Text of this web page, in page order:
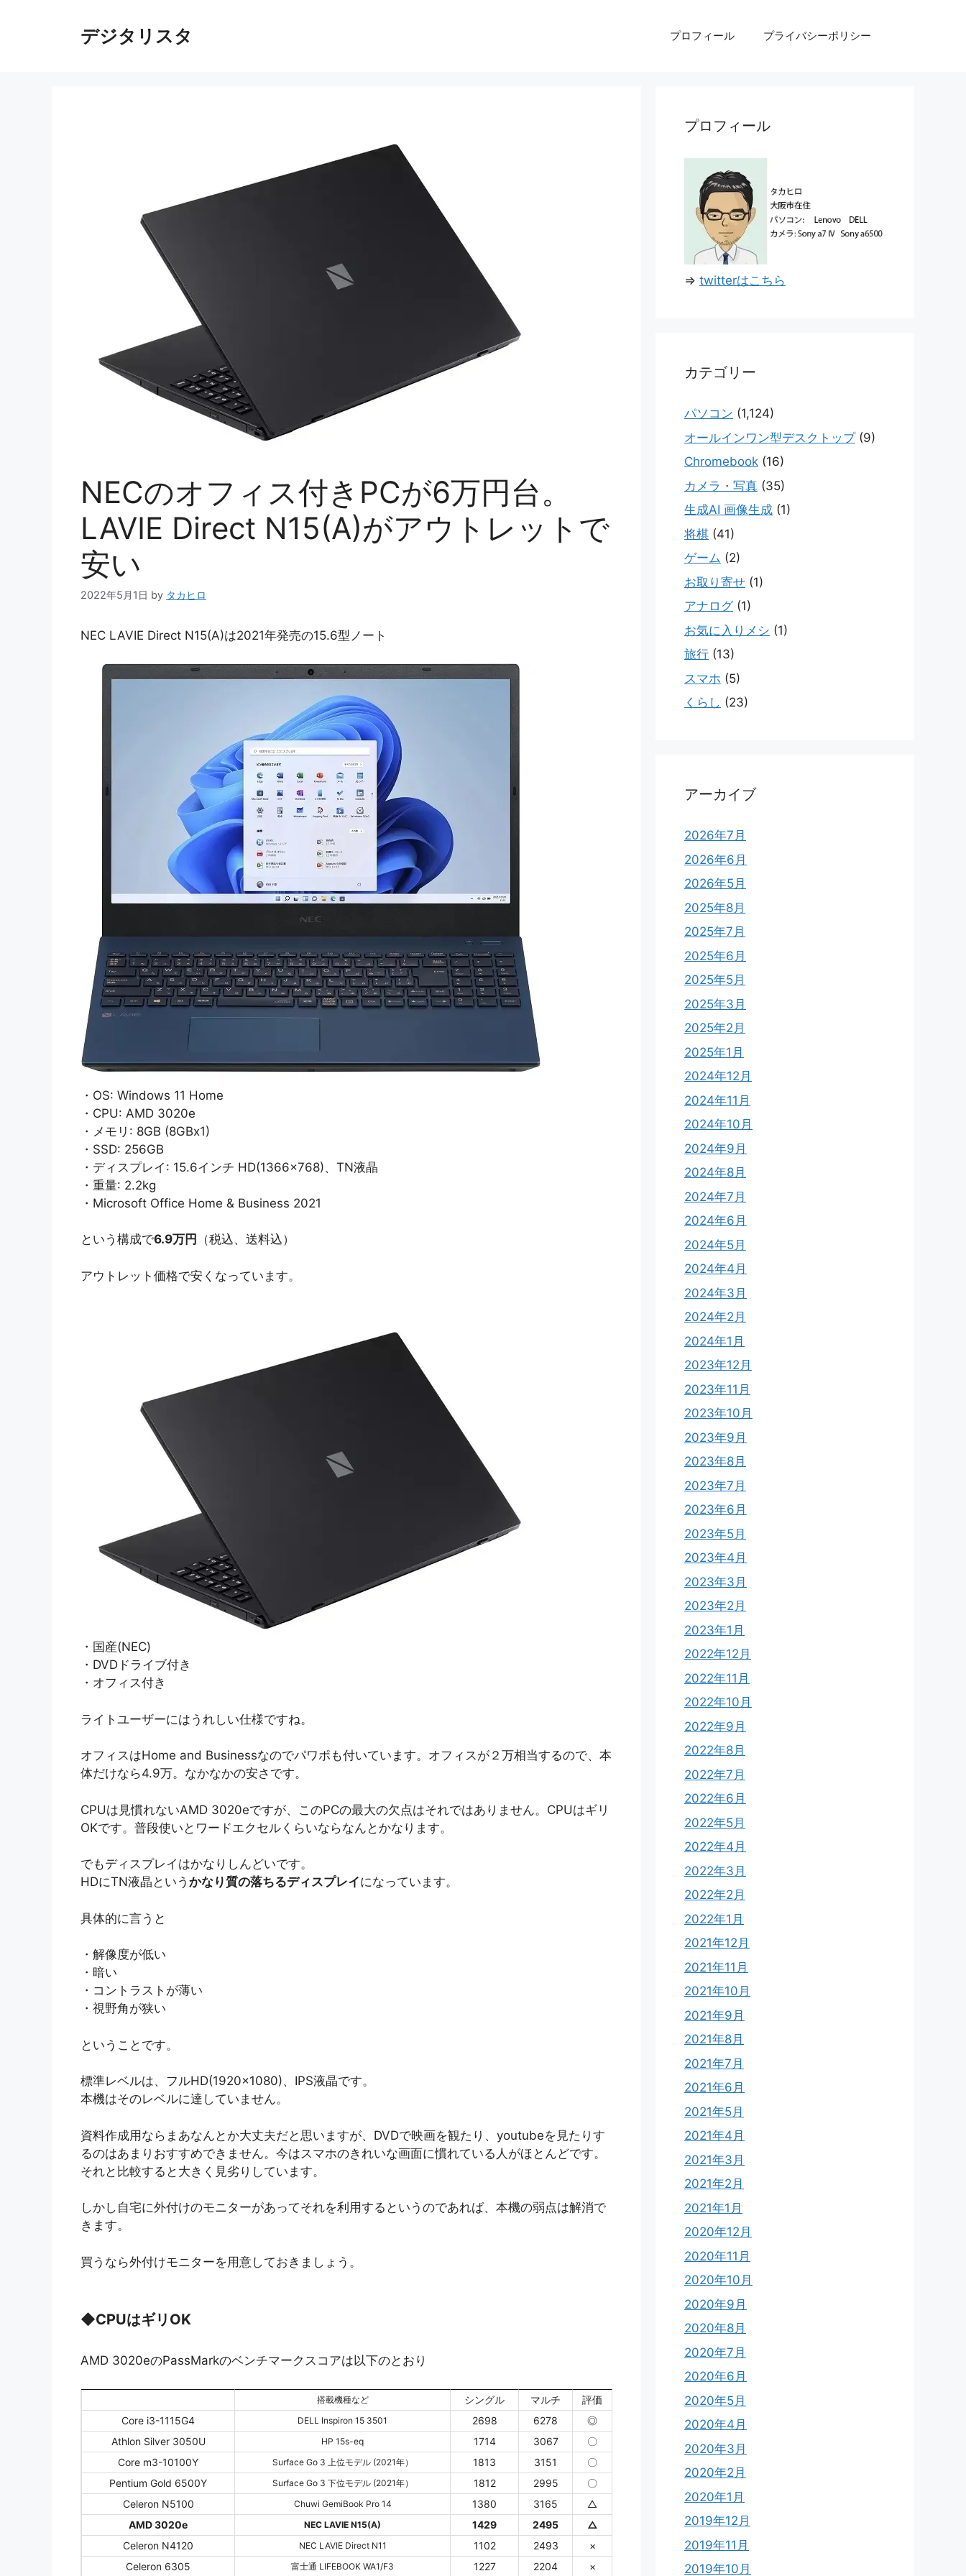
デジタリスタ プロフィール プライバシーポリシー
NECのオフィス付きPCが6万円台。
LAVIE Direct N15(A)がアウトレットで
安い
2022年5月1日 by タカヒロ
NEC LAVIE Direct N15(A)は2021年発売の15.6型ノート
・OS: Windows 11 Home
・CPU: AMD 3020e
・メモリ: 8GB (8GBx1)
・SSD: 256GB
・ディスプレイ: 15.6インチ HD(1366×768)、TN液晶
・重量: 2.2kg
・Microsoft Office Home & Business 2021
という構成で6.9万円 （税込、送料込）
アウトレット価格で安くなっています。
・国産(NEC)
・DVDドライブ付き
・オフィス付き
ライトユーザーにはうれしい仕様ですね。
オフィスはHome and Businessなのでパワポも付いています。オフィスが２万相当するので、本
体だけなら4.9万。なかなかの安さです。
CPUは見慣れないAMD 3020eですが、このPCの最大の欠点はそれではありません。CPUはギリ
OKです。普段使いとワードエクセルくらいならなんとかなります。
でもディスプレイはかなりしんどいです。
HDにTN液晶という かなり質の落ちるディスプレイになっています。
具体的に言うと
・解像度が低い
・暗い
・コントラストが薄い
・視野角が狭い
ということです。
標準レベルは、フルHD(1920×1080)、IPS液晶です。
本機はそのレベルに達していません。
資料作成用ならまあなんとか大丈夫だと思いますが、DVDで映画を観たり、youtubeを見たりす
るのはあまりおすすめできません。今はスマホのきれいな画面に慣れている人がほとんどです。
それと比較すると大きく見劣りしています。
しかし自宅に外付けのモニターがあってそれを利用するというのであれば、本機の弱点は解消で
きます。
買うなら外付けモニターを用意しておきましょう。
◆CPUはギリOK
AMD 3020eのPassMarkのベンチマークスコアは以下のとおり
搭載機種など シングル マルチ
評価
Core i3-1115G4
DELL Inspiron 15 3501 2698 6278
◎
Athlon Silver 3050U
HP 15s-eq 1714 3067
〇
Core m3-10100Y
Surface Go 3 上位モデル (2021年） 1813 3151
〇
Pentium Gold 6500Y
Surface Go 3 下位モデル (2021年） 1812 2995
〇
Celeron N5100
Chuwi GemiBook Pro 14 1380 3165
△
AMD 3020e
NEC LAVIE N15(A) 1429 2495
△
Celeron N4120
NEC LAVIE Direct N11 1102 2493
×
Celeron 6305
富士通 LIFEBOOK WA1/F3 1227 2204 ×
プロフィール
⇒ twitterはこちら
カテゴリー
パソコン (1,124)
オールインワン型デスクトップ(9)
Chromebook (16)
カメラ・写真 (35)
生成AI 画像生成 (1)
将棋 (41)
ゲーム (2)
お取り寄せ (1)
アナログ(1)
お気に入りメシ (1)
旅行 (13)
スマホ (5)
くらし (23)
アーカイブ
2026年7月
2026年6月
2026年5月
2025年8月
2025年7月
2025年6月
2025年5月
2025年3月
2025年2月
2025年1月
2024年12月
2024年11月
2024年10月
2024年9月
2024年8月
2024年7月
2024年6月
2024年5月
2024年4月
2024年3月
2024年2月
2024年1月
2023年12月
2023年11月
2023年10月
2023年9月
2023年8月
2023年7月
2023年6月
2023年5月
2023年4月
2023年3月
2023年2月
2023年1月
2022年12月
2022年11月
2022年10月
2022年9月
2022年8月
2022年7月
2022年6月
2022年5月
2022年4月
2022年3月
2022年2月
2022年1月
2021年12月
2021年11月
2021年10月
2021年9月
2021年8月
2021年7月
2021年6月
2021年5月
2021年4月
2021年3月
2021年2月
2021年1月
2020年12月
2020年11月
2020年10月
2020年9月
2020年8月
2020年7月
2020年6月
2020年5月
2020年4月
2020年3月
2020年2月
2020年1月
2019年12月
2019年11月
2019年10月